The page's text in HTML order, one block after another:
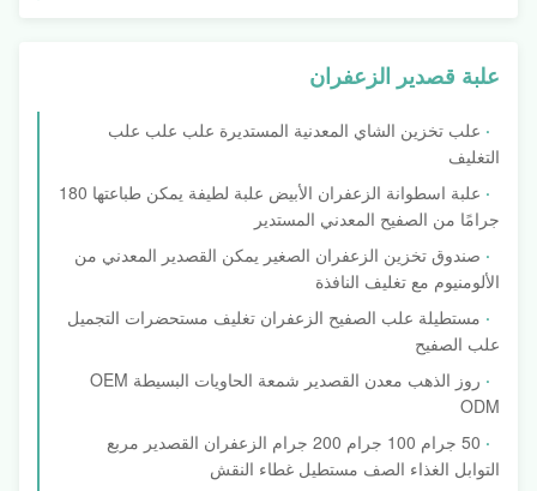
علبة قصدير الزعفران
علب تخزين الشاي المعدنية المستديرة علب علب علب
التغليف
علبة اسطوانة الزعفران الأبيض علبة لطيفة يمكن طباعتها 180
جرامًا من الصفيح المعدني المستدير
صندوق تخزين الزعفران الصغير يمكن القصدير المعدني من
الألومنيوم مع تغليف النافذة
مستطيلة علب الصفيح الزعفران تغليف مستحضرات التجميل
علب الصفيح
روز الذهب معدن القصدير شمعة الحاويات البسيطة OEM
ODM
50 جرام 100 جرام 200 جرام الزعفران القصدير مربع
التوابل الغذاء الصف مستطيل غطاء النقش